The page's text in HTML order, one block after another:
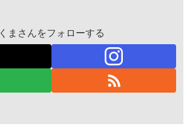
くまさんをフォローする